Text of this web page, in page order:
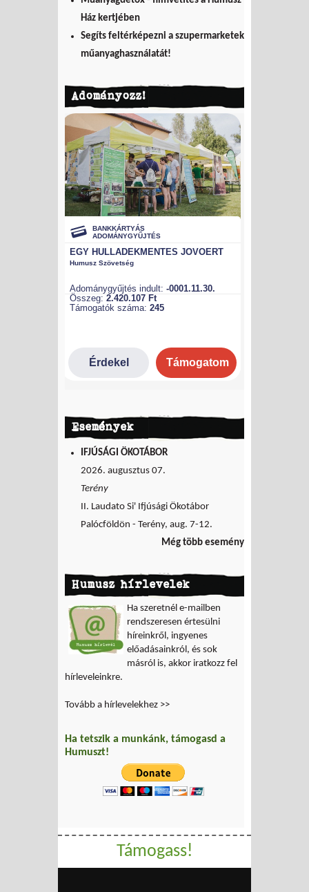
Ház kertjében
Segíts feltérképezni a szupermarketek
műanyaghasználatát!
Adományozz!
Események
IFJÚSÁGI ÖKOTÁBOR
2026. augusztus 07.
Terény
II. Laudato Si' Ifjúsági Ökotábor
Palócföldön - Terény, aug. 7-12.
Még több esemény
Humusz hírlevelek
Ha szeretnél e-mailben
rendszeresen értesülni
híreinkről, ingyenes
előadásainkról, és sok
másról is, akkor iratkozz fel
hírleveleinkre.
Tovább a hírlevelekhez >>
Ha tetszik a munkánk, támogasd a
Humuszt!
Támogass!